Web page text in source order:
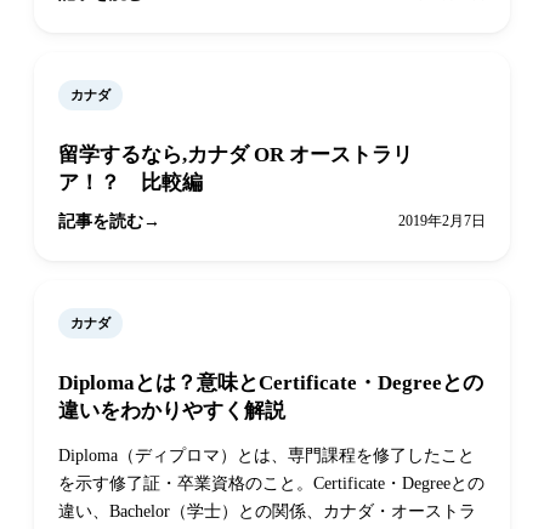
カナダ
留学するなら,カナダ OR オーストラリ
ア！？ 比較編
記事を読む 2019年2月7日
カナダ
Diplomaとは？意味とCertificate・Degreeとの
違いをわかりやすく解説
Diploma（ディプロマ）とは、専門課程を修了したこと
を示す修了証・卒業資格のこと。Certificate・Degreeとの
違い、Bachelor（学士）との関係、カナダ・オーストラ